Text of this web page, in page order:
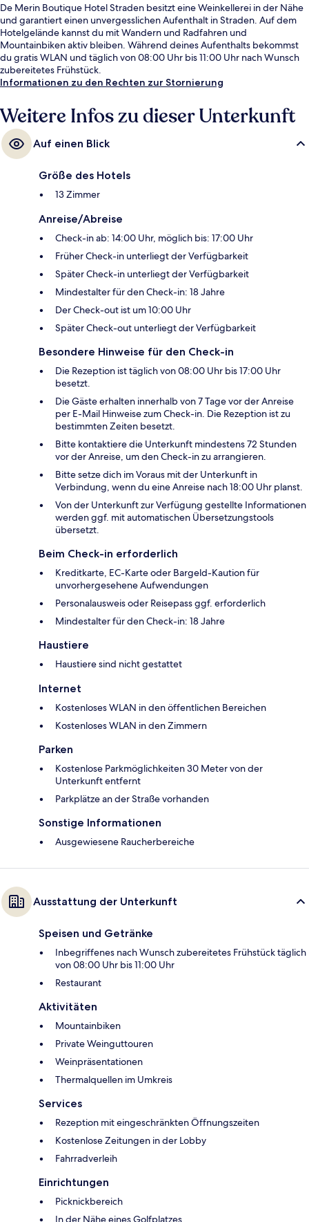
De Merin Boutique Hotel Straden besitzt eine Weinkellerei in der Nähe
und garantiert einen unvergesslichen Aufenthalt in Straden. Auf dem
Hotelgelände kannst du mit Wandern und Radfahren und
Mountainbiken aktiv bleiben. Während deines Aufenthalts bekommst
du gratis WLAN und täglich von 08:00 Uhr bis 11:00 Uhr nach Wunsch
zubereitetes Frühstück.
Informationen zu den Rechten zur Stornierung
Weitere Infos zu dieser Unterkunft
Auf einen Blick
Größe des Hotels
13 Zimmer
Anreise/Abreise
Check-in ab: 14:00 Uhr, möglich bis: 17:00 Uhr
Früher Check-in unterliegt der Verfügbarkeit
Später Check-in unterliegt der Verfügbarkeit
Mindestalter für den Check-in: 18 Jahre
Der Check-out ist um 10:00 Uhr
Später Check-out unterliegt der Verfügbarkeit
Besondere Hinweise für den Check-in
Die Rezeption ist täglich von 08:00 Uhr bis 17:00 Uhr
besetzt.
Die Gäste erhalten innerhalb von 7 Tage vor der Anreise
per E-Mail Hinweise zum Check-in. Die Rezeption ist zu
bestimmten Zeiten besetzt.
Bitte kontaktiere die Unterkunft mindestens 72 Stunden
vor der Anreise, um den Check-in zu arrangieren.
Bitte setze dich im Voraus mit der Unterkunft in
Verbindung, wenn du eine Anreise nach 18:00 Uhr planst.
Von der Unterkunft zur Verfügung gestellte Informationen
werden ggf. mit automatischen Übersetzungstools
übersetzt.
Beim Check-in erforderlich
Kreditkarte, EC-Karte oder Bargeld-Kaution für
unvorhergesehene Aufwendungen
Personalausweis oder Reisepass ggf. erforderlich
Mindestalter für den Check-in: 18 Jahre
Haustiere
Haustiere sind nicht gestattet
Internet
Kostenloses WLAN in den öffentlichen Bereichen
Kostenloses WLAN in den Zimmern
Parken
Kostenlose Parkmöglichkeiten 30 Meter von der
Unterkunft entfernt
Parkplätze an der Straße vorhanden
Sonstige Informationen
Ausgewiesene Raucherbereiche
Ausstattung der Unterkunft
Speisen und Getränke
Inbegriffenes nach Wunsch zubereitetes Frühstück täglich
von 08:00 Uhr bis 11:00 Uhr
Restaurant
Aktivitäten
Mountainbiken
Private Weinguttouren
Weinpräsentationen
Thermalquellen im Umkreis
Services
Rezeption mit eingeschränkten Öffnungszeiten
Kostenlose Zeitungen in der Lobby
Fahrradverleih
Einrichtungen
Picknickbereich
In der Nähe eines Golfplatzes